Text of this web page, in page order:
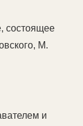
состоящее
М.
и